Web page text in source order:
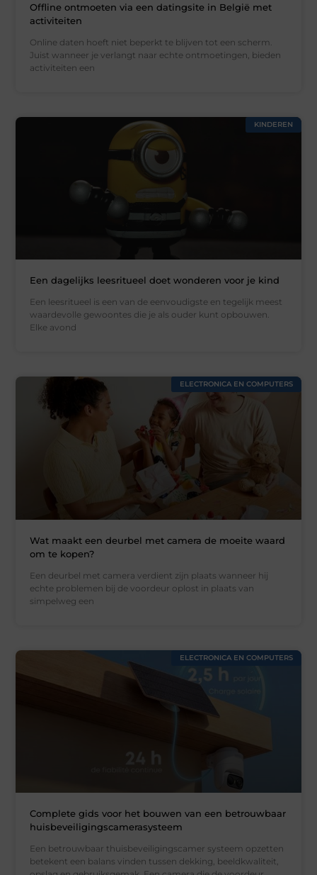
Offline ontmoeten via een datingsite in België met
activiteiten
Online daten hoeft niet beperkt te blijven tot een scherm.
Juist wanneer je verlangt naar echte ontmoetingen, bieden
activiteiten een
KINDEREN
Een dagelijks leesritueel doet wonderen voor je kind
Een leesritueel is een van de eenvoudigste en tegelijk meest
waardevolle gewoontes die je als ouder kunt opbouwen.
Elke avond
ELECTRONICA EN COMPUTERS
Wat maakt een deurbel met camera de moeite waard
om te kopen?
Een deurbel met camera verdient zijn plaats wanneer hij
echte problemen bij de voordeur oplost in plaats van
simpelweg een
ELECTRONICA EN COMPUTERS
Complete gids voor het bouwen van een betrouwbaar
huisbeveiligingscamerasysteem
Een betrouwbaar thuisbeveiligingscamer systeem opzetten
betekent een balans vinden tussen dekking, beeldkwaliteit,